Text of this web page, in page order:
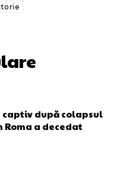
captiv după colapsul
a decedat